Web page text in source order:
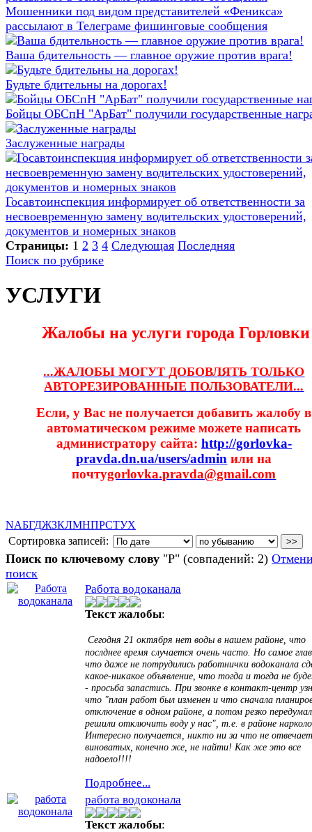
Мошенники под видом представителей «Феникса»
рассылают в Телеграме фишинговые сообщения
Ваша бдительность — главное оружие против врага!
Будьте бдительны на дорогах!
Бойцы ОБСпН "АрБат" получили государственные
Заслуженные награды
Госавтоинспекция информирует об ответственности за
несвоевременную замену водительских удостоверений,
документов и номерных знаков
Страницы: 1 2 3 4 Следующая Последняя
Поиск по рубрике
УСЛУГИ
Жалобы на услуги города Горловки
...ЖАЛОБЫ МОГУТ ДОБОВЛЯТЬ ТОЛЬКО
АВТОРЕЗИРОВАННЫЕ ПОЛЬЗОВАТЕЛИ...
Если, у Вас не получается добавить жалобу в
автоматическом режиме можете написать
администратору сайта: http://gorlovka-
pravda.dn.ua/users/admin или на
почтуgorlovka.pravda@gmail.com
NАБГДЖЗКЛМНПРСТУХ
Сортировка записей:
Поиск по ключевому слову "Р" (совпадений: 2)
поиск
Работа водоканала
Текст жалобы:
Сегодня 21 октября нет воды в нашем районе, что
послднее время случается очень часто. Но самое
что даже не потрудились работнички водоканала
какое-никакое объявление, что тогда и тогда не
- просьба запастись. При звонке в контакт-центр
что "план работ был изменен и что сначала
отключение в одном районе, а потом резко
решили отключить воду у нас", т.е. в районе
Интересно получается, никто ни за что не
виноватых, конечно же, не найти! Как же это все
надоело!!!!
Подробнее...
работа водоконала
Текст жалобы: